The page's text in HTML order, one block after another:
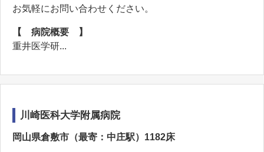
お気軽にお問い合わせください。
【 病院概要 】
重井医学研...
川崎医科大学附属病院
岡山県倉敷市（最寄：中庄駅）1182床